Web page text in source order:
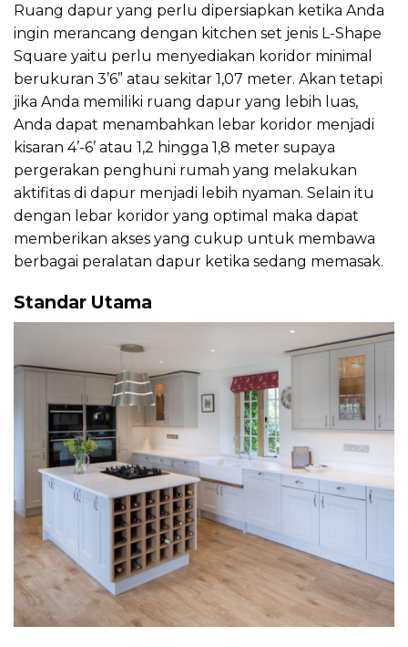
Ruang dapur yang perlu dipersiapkan ketika Anda
ingin merancang dengan kitchen set jenis L-Shape
Square yaitu perlu menyediakan koridor minimal
berukuran 3’6” atau sekitar 1,07 meter. Akan tetapi
jika Anda memiliki ruang dapur yang lebih luas,
Anda dapat menambahkan lebar koridor menjadi
kisaran 4’-6’ atau 1,2 hingga 1,8 meter supaya
pergerakan penghuni rumah yang melakukan
aktifitas di dapur menjadi lebih nyaman. Selain itu
dengan lebar koridor yang optimal maka dapat
memberikan akses yang cukup untuk membawa
berbagai peralatan dapur ketika sedang memasak.
Standar Utama